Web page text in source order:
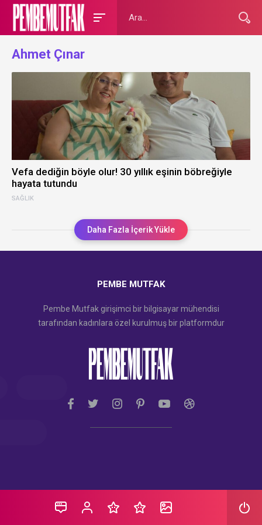
Ahmet Çınar
SAĞLIK
Vefa dediğin böyle olur! 30 yıllık eşinin böbreğiyle
hayata tutundu
Daha Fazla İçerik Yükle
PEMBE MUTFAK
Pembe Mutfak girişimci bir bilgisayar mühendisi
tarafından kadınlara özel kurulmuş bir platformdur